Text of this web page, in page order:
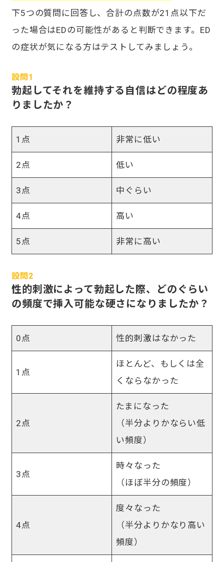
下5つの質問に回答し、合計の点数が21点以下だ
った場合はEDの可能性があると判断できます。ED
の症状が気になる方はテストしてみましょう。
設問1
勃起してそれを維持する自信はどの程度あ
りましたか？
1点 非常に低い
2点 低い
3点 中ぐらい
4点 高い
5点 非常に高い
設問2
性的刺激によって勃起した際、どのぐらい
の頻度で挿入可能な硬さになりましたか？
0点 性的刺激はなかった
1点
ほとんど、もしくは全
くならなかった
2点
たまになった
（半分よりかならい低
い頻度）
3点
時々なった
（ほぼ半分の頻度）
4点
度々なった
（半分よりかなり高い
頻度）